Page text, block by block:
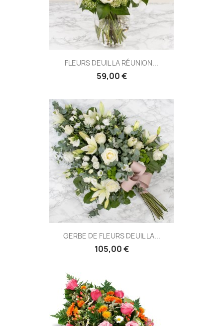
FLEURS DEUIL LA RÉUNION...
59,00 €
GERBE DE FLEURS DEUIL LA...
105,00 €